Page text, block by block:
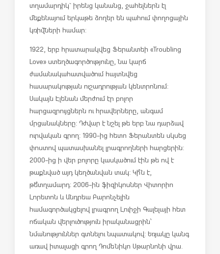
տղամարդիկ` իրենց կանանց, ջահելներն էլ
մեքենայում երկաթե ձողեր են պահում փողոցային
կռիվների համար:
1922, երբ հրատարակվեց Ֆերանտեի «Troubling
Love» ստեղծագործությունը, նա կարճ
ժամանակահատվածում հայտնվեց
հասարակության ուշադրության կենտրոնում:
Սակայն Էլենան մերժում էր բոլոր
հարցազրույցներն ու հրավերները, անգամ
մրցանակները: Դժվար է նշել թե երբ նա դարձավ
ուրվական գրող: 1990-ից հետո Ֆերանտեն սկսեց
փոստով պատասխանել լրագրողների հարցերին:
2000-ից ի վեր բոլորը կասկածում էին թե ով է
թաքնված այդ կեղծանվան տակ: Կի՞ն է,
թե՞ տղամարդ: 2006-ին ֆիզիկոսներ Վիտորիո
Լորետոն և Անդրեա Բարոնչելին
համագործակցելով լրագրող Լուիջի Գալելայի հետ
ոճական վերլուծություն իրականացրին՝
նմանություններ գտնելու նպատակով: Եռյակը կանգ
առավ իտալացի գրող Դոմենիկո Սթարնոնի վրա.